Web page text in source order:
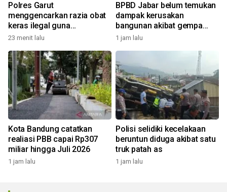
Polres Garut
menggencarkan razia obat
keras ilegal guna
selamatkan anak muda
23 menit lalu
BPBD Jabar belum temukan
dampak kerusakan
bangunan akibat gempa
Pangandaran
1 jam lalu
Kota Bandung catatkan
realiasi PBB capai Rp307
miliar hingga Juli 2026
1 jam lalu
Polisi selidiki kecelakaan
beruntun diduga akibat satu
truk patah as
1 jam lalu